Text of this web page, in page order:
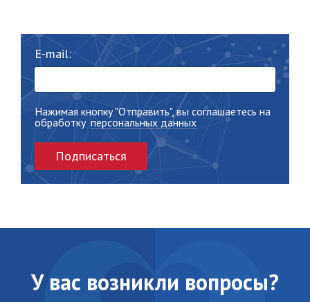
E-mail:
Нажимая кнопку "Отправить", вы соглашаетесь на
обработку персональных данных
Подписаться
У вас возникли вопросы?